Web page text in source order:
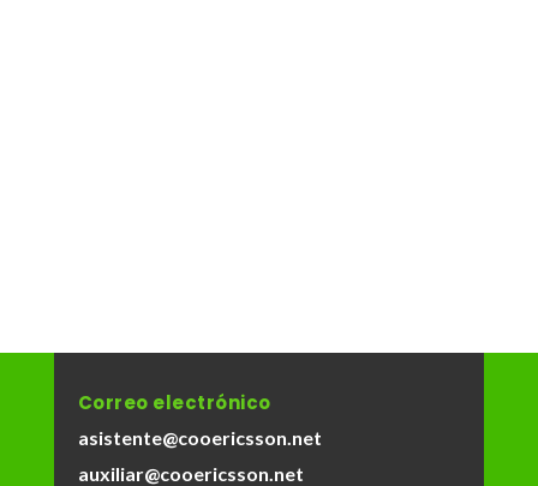
Correo electrónico
asistente@cooericsson.net
auxiliar@cooericsson.net